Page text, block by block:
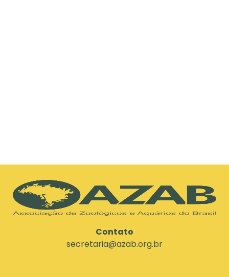
Contato
secretaria@azab.org.br